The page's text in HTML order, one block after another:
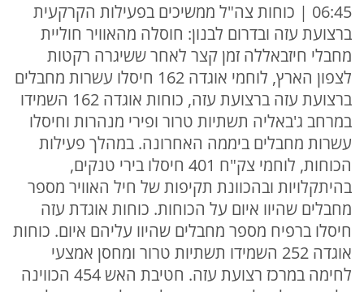
06:45 | כוחות צה"ל ממשיכים בפעילות הקרקעית
ברצועת עזה ובדרום לבנון: חוסלה מהאוויר חוליית
מחבלי חיזבאללה זמן קצר לאחר ששיגרה רקטות
לצפון הארץ, לוחמי אוגדה 162 חיסלו עשרות מחבלים
ברצועת עזה ברצועת עזה, כוחות אוגדה 162 השמידו
במרחב ג'באליה תשתיות טרור ופירי מנהרות וחיסלו
עשרות מחבלים ביממה האחרונה. במהלך פעילות
הכוחות, לוחמי צק"ח 401 חיסלו בירי טנקים,
בהיתקלויות ובהכוונת תקיפות של חיל האוויר מספר
מחבלים שהיוו איום על הכוחות. כוחות אוגדת עזה
חיסלו ברפיח מספר מחבלים שהיוו עליהם איום. כוחות
אוגדה 252 השמידו תשתיות טרור ומחסן אמצעי
לחימה במרכז רצועת עזה. חטיבת האש 454 הכווינה